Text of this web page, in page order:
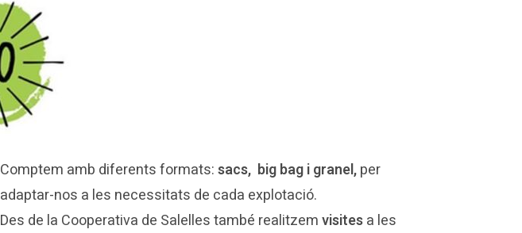
Comptem amb diferents formats:sacs, big bag i granel,per
adaptar-nos a les necessitats de cada explotació.
Des de la Cooperativa de Salelles també realitzemvisitesa les